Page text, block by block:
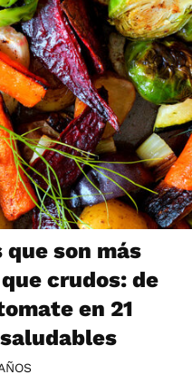
son más
crudos: de
en 21